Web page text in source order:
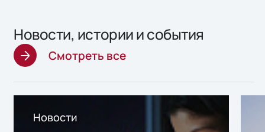
Новости, истории и события
Смотреть все
Новости